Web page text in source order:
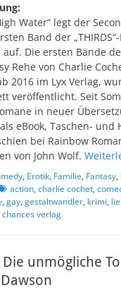
Water“ legt der
Band der
auf. Die ersten Bände
Rehe von Charlie
2016 im Lyx Verlag,
veröffentlicht. Seit
in neuer
eBook, Taschen- und
bei Rainbow
von John Wolf.
, Erotik, Familie, Fantasy,
action, charlie cochet,
, gay, gestaltwandler, krimi,
chances verlag
Die unmögliche